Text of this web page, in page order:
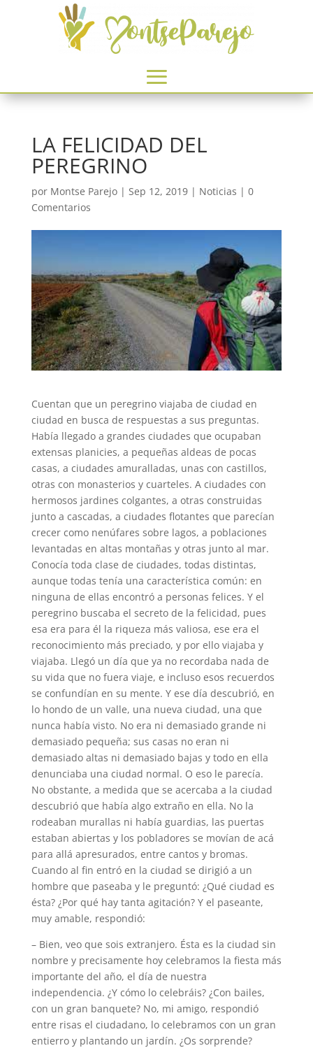
LA FELICIDAD DEL
PEREGRINO
por Montse Parejo| Sep 12, 2019| Noticias | 0
Comentarios
Cuentan que un peregrino viajaba de ciudad en
ciudad en busca de respuestas a sus preguntas.
Había llegado a grandes ciudades que ocupaban
extensas planicies, a pequeñas aldeas de pocas
casas, a ciudades amuralladas, unas con castillos,
otras con monasterios y cuarteles. A ciudades con
hermosos jardines colgantes, a otras construidas
junto a cascadas, a ciudades flotantes que parecían
crecer como nenúfares sobre lagos, a poblaciones
levantadas en altas montañas y otras junto al mar.
Conocía toda clase de ciudades, todas distintas,
aunque todas tenía una característica común: en
ninguna de ellas encontró a personas felices. Y el
peregrino buscaba el secreto de la felicidad, pues
esa era para él la riqueza más valiosa, ese era el
reconocimiento más preciado, y por ello viajaba y
viajaba. Llegó un día que ya no recordaba nada de
su vida que no fuera viaje, e incluso esos recuerdos
se confundían en su mente. Y ese día descubrió, en
lo hondo de un valle, una nueva ciudad, una que
nunca había visto. No era ni demasiado grande ni
demasiado pequeña; sus casas no eran ni
demasiado altas ni demasiado bajas y todo en ella
denunciaba una ciudad normal. O eso le parecía.
No obstante, a medida que se acercaba a la ciudad
descubrió que había algo extraño en ella. No la
rodeaban murallas ni había guardias, las puertas
estaban abiertas y los pobladores se movían de acá
para allá apresurados, entre cantos y bromas.
Cuando al fin entró en la ciudad se dirigió a un
hombre que paseaba y le preguntó: ¿Qué ciudad es
ésta? ¿Por qué hay tanta agitación? Y el paseante,
muy amable, respondió:
– Bien, veo que sois extranjero. Ésta es la ciudad sin
nombre y precisamente hoy celebramos la fiesta más
importante del año, el día de nuestra
independencia. ¿Y cómo lo celebráis? ¿Con bailes,
con un gran banquete? No, mi amigo, respondió
entre risas el ciudadano, lo celebramos con un gran
entierro y plantando un jardín. ¿Os sorprende?